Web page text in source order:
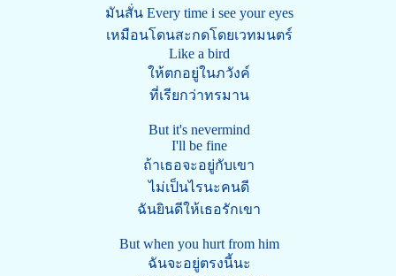
มันสั่น Every time i see your eyes
เหมือนโดนสะกดโดยเวทมนตร์
Like a bird
ให้ตกอยู่ในภวังค์
ที่เรียกว่าทรมาน
But it's nevermind
I'll be fine
ถ้าเธอจะอยู่กับเขา
ไม่เป็นไรนะคนดี
ฉันยินดีให้เธอรักเขา
But when you hurt from him
ฉันจะอยู่ตรงนี้นะ